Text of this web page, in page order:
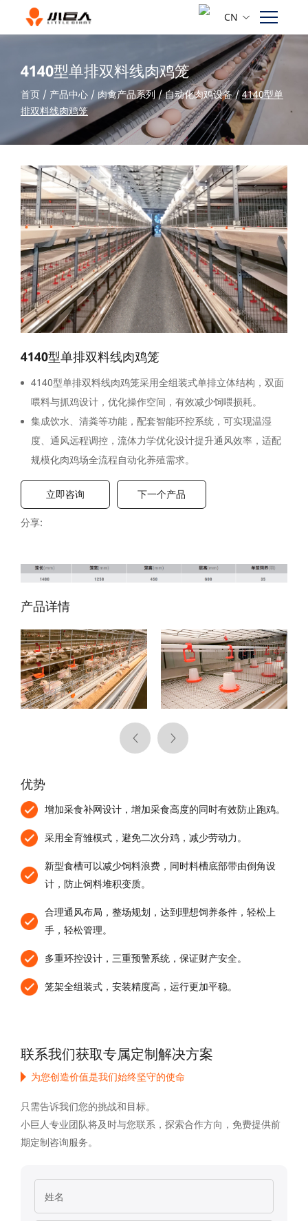
CN
4140型单排双料线肉鸡笼
首页 / 产品中心 / 肉禽产品系列 / 自动化肉鸡设备 / 4140型单
排双料线肉鸡笼
4140型单排双料线肉鸡笼
4140型单排双料线肉鸡笼采用全组装式单排立体结构，双面
喂料与抓鸡设计，优化操作空间，有效减少饲喂损耗。
集成饮水、清粪等功能，配套智能环控系统，可实现温湿
度、通风远程调控，流体力学优化设计提升通风效率，适配
规模化肉鸡场全流程自动化养殖需求。
立即咨询 下一个产品
分享:
产品详情
优势
增加采⾷补⽹设计，增加采⾷⾼度的同时有效防⽌跑鸡。
采⽤全育雏模式，避免⼆次分鸡，减少劳动⼒。
新型⾷槽可以减少饲料浪费，同时料槽底部带由倒⾓设
计，防⽌饲料堆积变质。
合理通风布局，整场规划，达到理想饲养条件，轻松上
⼿，轻松管理。
多重环控设计，三重预警系统，保证财产安全。
笼架全组装式，安装精度⾼，运⾏更加平稳。
联系我们获取专属定制解决方案
为您创造价值是我们始终坚守的使命
只需告诉我们您的挑战和目标。
小巨人专业团队将及时与您联系，探索合作方向，免费提供前
期定制咨询服务。
Privacy Settings
We use cookies on our website to give you the
most relevant experience by remembering your
"Accept All", you consent to the use of ALL the
cookies. However, you may visit "Cookies
Accepet All >>
Powered by Usercentrics Consent Management